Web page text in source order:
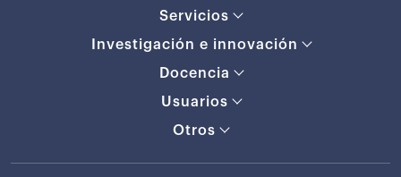
Servicios
Investigación e innovación
Docencia
Usuarios
Otros